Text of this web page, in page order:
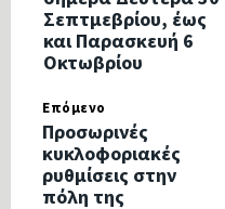
Σεπτμεβρίου, έως
και Παρασκευή 6
Οκτωβρίου
Επόμενο
Προσωρινές
κυκλοφοριακές
ρυθμίσεις στην
πόλη της